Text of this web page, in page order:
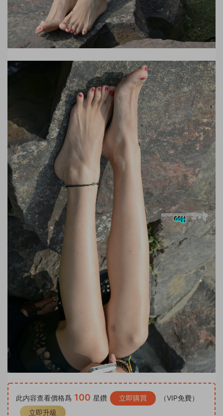
此内容查看價格爲 100 星鑽 立即購買
（VIP免費）
立即升級